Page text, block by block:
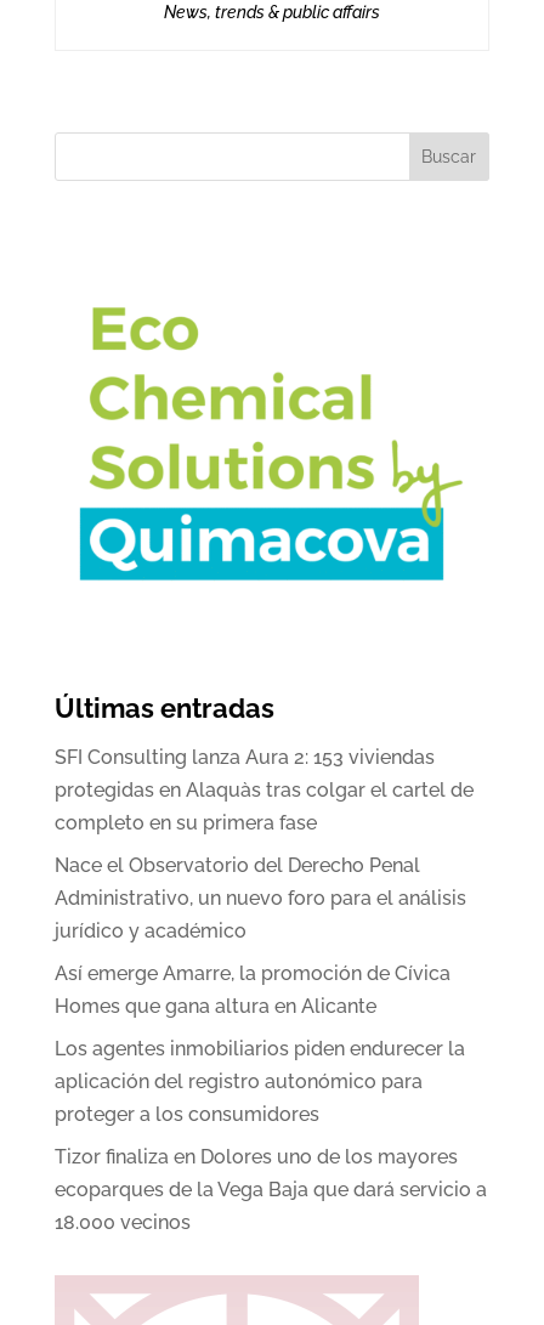
News, trends & public affairs
Buscar
Últimas entradas
SFI Consulting lanza Aura 2: 153 viviendas
protegidas en Alaquàs tras colgar el cartel de
completo en su primera fase
Nace el Observatorio del Derecho Penal
Administrativo, un nuevo foro para el análisis
jurídico y académico
Así emerge Amarre, la promoción de Cívica
Homes que gana altura en Alicante
Los agentes inmobiliarios piden endurecer la
aplicación del registro autonómico para
proteger a los consumidores
Tizor finaliza en Dolores uno de los mayores
ecoparques de la Vega Baja que dará servicio a
18.000 vecinos